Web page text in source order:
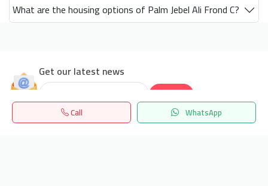
What are the housing options of Palm Jebel Ali Frond C?
Call WhatsApp
Get our latest news
Send
24/7 Support
Home Search المفضلة Menu